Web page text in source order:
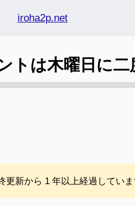
トは木曜日に二
更新から 1 年以上経過していま
iroha2p.net